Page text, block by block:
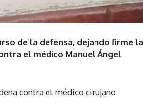
de la defensa, dejando firme la
el médico Manuel Ángel
contra el médico cirujano